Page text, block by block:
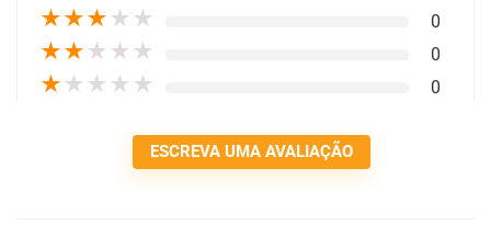
★★★ ★ ★ 0
★★ ★ ★ ★ 0
★ ★ ★ ★ ★ 0
ESCREVA UMA AVALIAÇÃO